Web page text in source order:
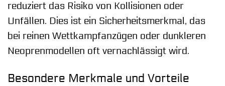
reduziert das Risiko von Kollisionen oder
Unfällen. Dies ist ein Sicherheitsmerkmal, das
bei reinen Wettkampfanzügen oder dunkleren
Neoprenmodellen oft vernachlässigt wird.
Besondere Merkmale und Vorteile